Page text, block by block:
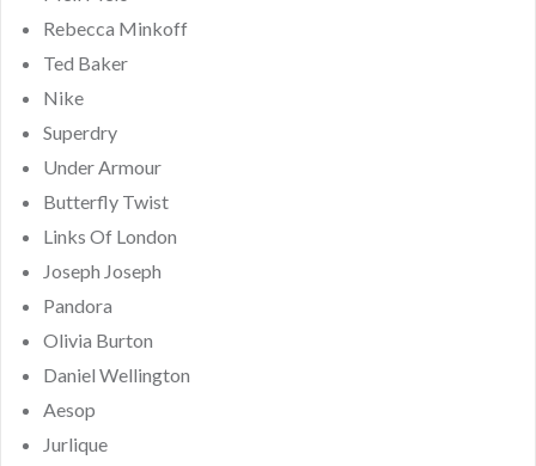
Rebecca Minkoff
Ted Baker
Nike
Superdry
Under Armour
Butterfly Twist
Links Of London
Joseph Joseph
Pandora
Olivia Burton
Daniel Wellington
Aesop
Jurlique